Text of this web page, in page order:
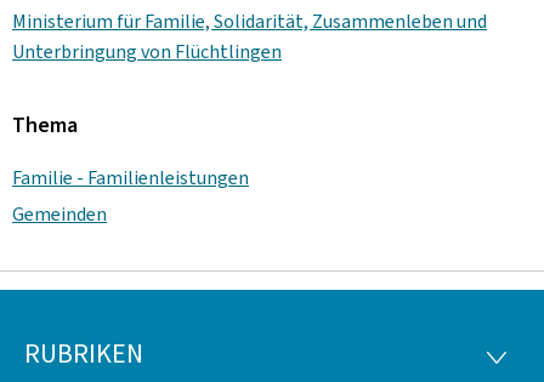
Ministerium für Familie, Solidarität, Zusammenleben und
Unterbringung von Flüchtlingen
Thema
Familie - Familienleistungen
Gemeinden
Footer
RUBRIKEN